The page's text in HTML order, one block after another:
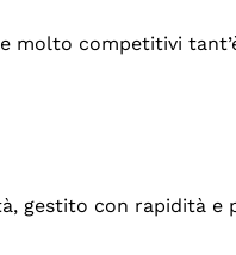
molto competitivi
gestito con rapidità e